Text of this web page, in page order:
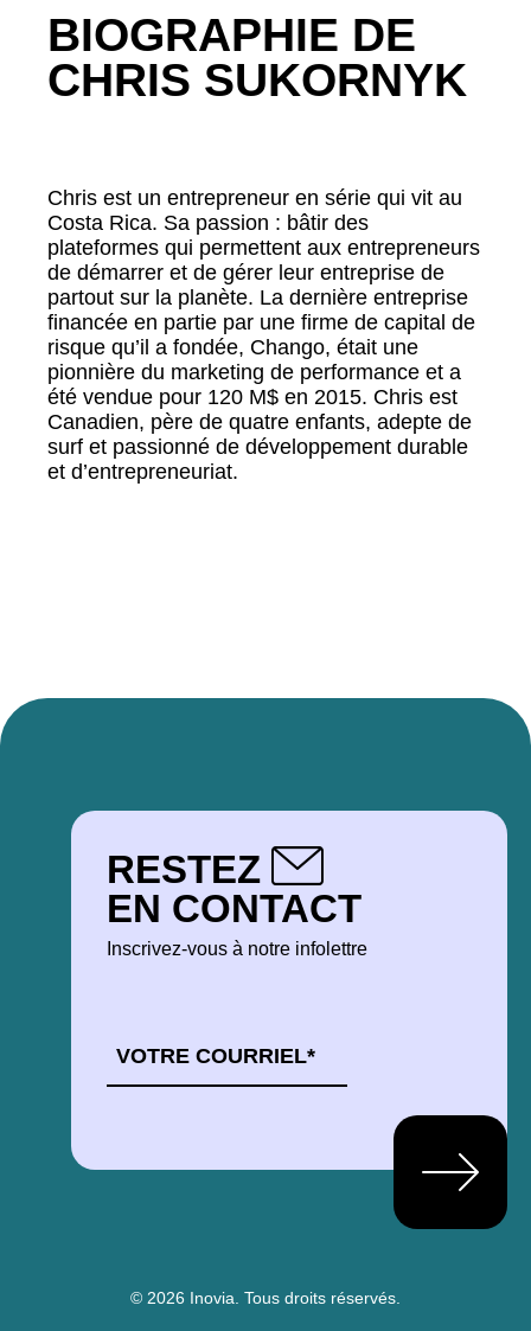
BIOGRAPHIE DE
CHRIS SUKORNYK
Chris est un entrepreneur en série qui vit au
Costa Rica. Sa passion : bâtir des
plateformes qui permettent aux entrepreneurs
de démarrer et de gérer leur entreprise de
partout sur la planète. La dernière entreprise
financée en partie par une firme de capital de
risque qu’il a fondée, Chango, était une
pionnière du marketing de performance et a
été vendue pour 120 M$ en 2015. Chris est
Canadien, père de quatre enfants, adepte de
surf et passionné de développement durable
et d’entrepreneuriat.
RESTEZ
EN CONTACT
Inscrivez-vous à notre infolettre
*
© 2026 Inovia. Tous droits réservés.